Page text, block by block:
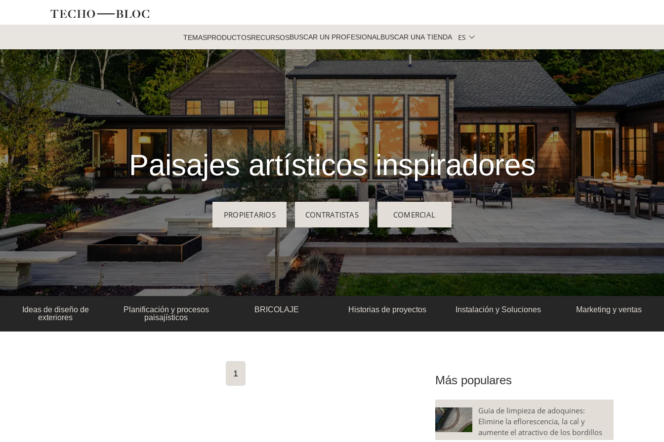
TEMASPRODUCTOSRECURSOSBUSCAR UN PROFESIONAL BUSCAR UNA TIENDA ES
Paisajes artísticos inspiradores
PROPIETARIOS CONTRATISTAS COMERCIAL
Ideas de diseño de
exteriores
Planificación y procesos
paisajísticos
BRICOLAJE Historias de proyectos Instalación y Soluciones Marketing y ventas
1 Más populares
Guía de limpieza de adoquines:
Elimine la eflorescencia, la cal y
aumente el atractivo de los bordillos